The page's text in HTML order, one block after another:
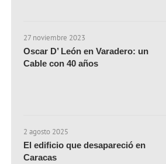
27 noviembre 2023
Oscar D’ León en Varadero: un
Cable con 40 años
2 agosto 2025
El edificio que desapareció en
Caracas